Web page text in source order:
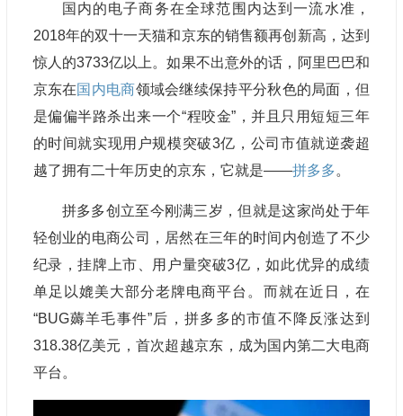
国内的电子商务在全球范围内达到一流水准，
2018年的双十一天猫和京东的销售额再创新高，达到
惊人的3733亿以上。如果不出意外的话，阿里巴巴和
京东在国内电商领域会继续保持平分秋色的局面，但
是偏偏半路杀出来一个“程咬金”，并且只用短短三年
的时间就实现用户规模突破3亿，公司市值就逆袭超
越了拥有二十年历史的京东，它就是——拼多多。
拼多多创立至今刚满三岁，但就是这家尚处于年
轻创业的电商公司，居然在三年的时间内创造了不少
纪录，挂牌上市、用户量突破3亿，如此优异的成绩
单足以媲美大部分老牌电商平台。而就在近日，在
“BUG薅羊毛事件”后，拼多多的市值不降反涨达到
318.38亿美元，首次超越京东，成为国内第二大电商
平台。